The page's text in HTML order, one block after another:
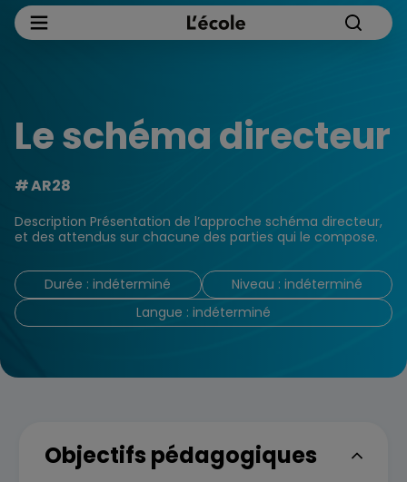
Le schéma directeur
AR28
Description Présentation de l’approche schéma directeur,
et des attendus sur chacune des parties qui le compose.
Durée : indéterminé
Niveau : indéterminé
Langue : indéterminé
Objectifs pédagogiques